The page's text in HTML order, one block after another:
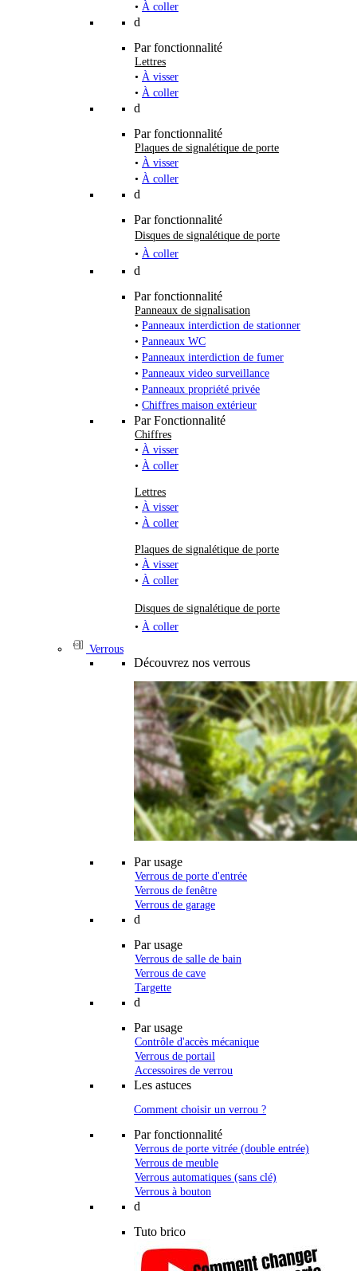
• À coller
d
Par fonctionnalité
Lettres
• À visser
• À coller
d
Par fonctionnalité
Plaques de signalétique de porte
• À visser
• À coller
d
Par fonctionnalité
Disques de signalétique de porte
• À coller
d
Par fonctionnalité
Panneaux de signalisation
• Panneaux interdiction de stationner
• Panneaux WC
• Panneaux interdiction de fumer
• Panneaux video surveillance
• Panneaux propriété privée
• Chiffres maison extérieur
Par Fonctionnalité
Chiffres
• À visser
• À coller
Lettres
• À visser
• À coller
Plaques de signalétique de porte
• À visser
• À coller
Disques de signalétique de porte
• À coller
Verrous
Découvrez nos verrous
Par usage
Verrous de porte d'entrée
Verrous de fenêtre
Verrous de garage
d
Par usage
Verrous de salle de bain
Verrous de cave
Targette
d
Par usage
Contrôle d'accès mécanique
Verrous de portail
Accessoires de verrou
Les astuces
Comment choisir un verrou ?
Par fonctionnalité
Verrous de porte vitrée (double entrée)
Verrous de meuble
Verrous automatiques (sans clé)
Verrous à bouton
d
Tuto brico